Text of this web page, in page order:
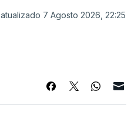
atualizado 7 Agosto 2026, 22:25